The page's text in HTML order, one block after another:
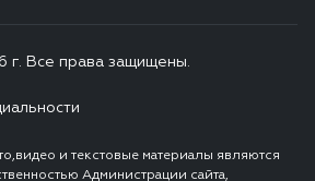
г. Все права защищены.
и текстовые материалы являются
Администрации сайта,